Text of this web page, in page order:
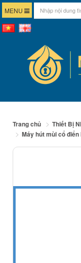
MENU
Trang chủ Thiết Bị
Máy hút mùi cổ điển